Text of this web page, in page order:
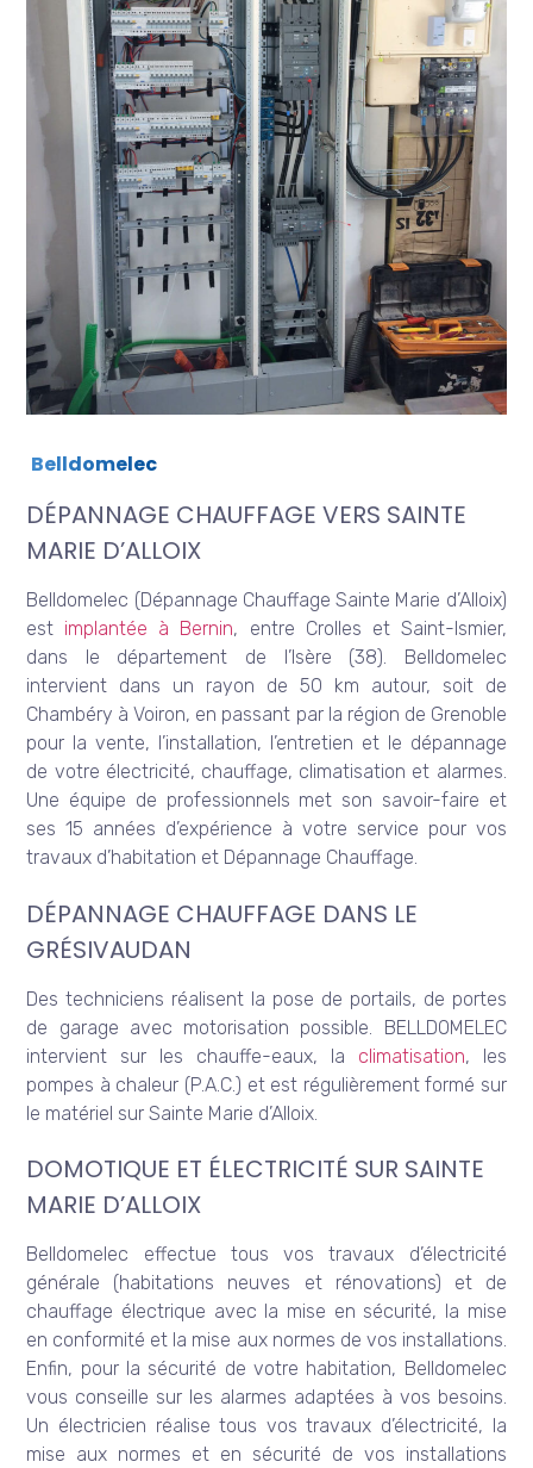
Belldomelec
DÉPANNAGE CHAUFFAGE VERS SAINTE
MARIE D’ALLOIX
Belldomelec (Dépannage Chauffage Sainte Marie d’Alloix)
est implantée à Bernin, entre Crolles et Saint-Ismier,
dans le département de l’Isère (38). Belldomelec
intervient dans un rayon de 50 km autour, soit de
Chambéry à Voiron, en passant par la région de Grenoble
pour la vente, l’installation, l’entretien et le dépannage
de votre électricité, chauffage, climatisation et alarmes.
Une équipe de professionnels met son savoir-faire et
ses 15 années d’expérience à votre service pour vos
travaux d’habitation et Dépannage Chauffage.
DÉPANNAGE CHAUFFAGE DANS LE
GRÉSIVAUDAN
Des techniciens réalisent la pose de portails, de portes
de garage avec motorisation possible. BELLDOMELEC
intervient sur les chauffe-eaux, la climatisation, les
pompes à chaleur (P.A.C.) et est régulièrement formé sur
le matériel sur Sainte Marie d’Alloix.
DOMOTIQUE ET ÉLECTRICITÉ SUR SAINTE
MARIE D’ALLOIX
Belldomelec effectue tous vos travaux d’électricité
générale (habitations neuves et rénovations) et de
chauffage électrique avec la mise en sécurité, la mise
en conformité et la mise aux normes de vos installations.
Enfin, pour la sécurité de votre habitation, Belldomelec
vous conseille sur les alarmes adaptées à vos besoins.
Un électricien réalise tous vos travaux d’électricité, la
mise aux normes et en sécurité de vos installations